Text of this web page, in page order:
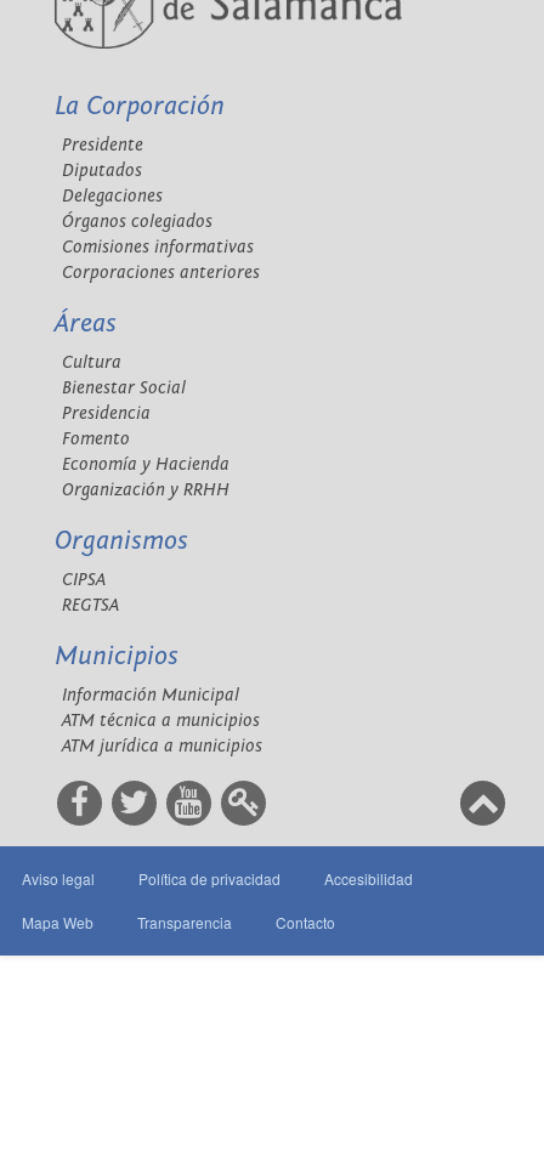
La Corporación
Presidente
Diputados
Delegaciones
Órganos colegiados
Comisiones informativas
Corporaciones anteriores
Áreas
Cultura
Bienestar Social
Presidencia
Fomento
Economía y Hacienda
Organización y RRHH
Organismos
CIPSA
REGTSA
Municipios
Información Municipal
ATM técnica a municipios
ATM jurídica a municipios
Aviso legal Política de privacidad Accesibilidad
Mapa Web Transparencia Contacto